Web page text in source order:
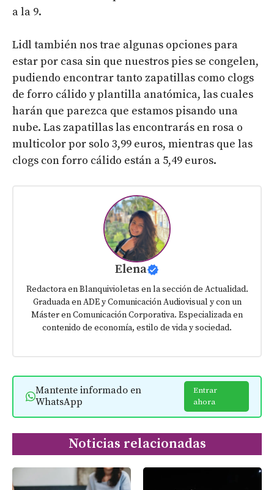
a la 9.
Lidl también nos trae algunas opciones para
estar por casa sin que nuestros pies se congelen,
pudiendo encontrar tanto zapatillas como clogs
de forro cálido y plantilla anatómica, las cuales
harán que parezca que estamos pisando una
nube. Las zapatillas las encontrarás en rosa o
multicolor por solo 3,99 euros, mientras que las
clogs con forro cálido están a 5,49 euros.
Elena
Redactora en Blanquivioletas en la sección de Actualidad.
Graduada en ADE y Comunicación Audiovisual y con un
Máster en Comunicación Corporativa. Especializada en
contenido de economía, estilo de vida y sociedad.
Mantente informado en
WhatsApp
Entrar
ahora
Noticias relacionadas